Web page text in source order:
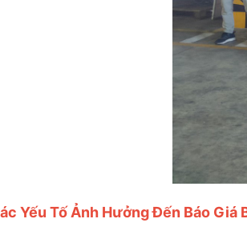
Yếu Tố Ảnh Hưởng Đến Báo Giá